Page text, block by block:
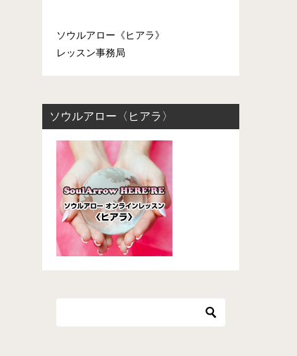
ソウルアロー《ヒアラ》
レッスン事務局
ソウルアロー〈ヒアラ〉